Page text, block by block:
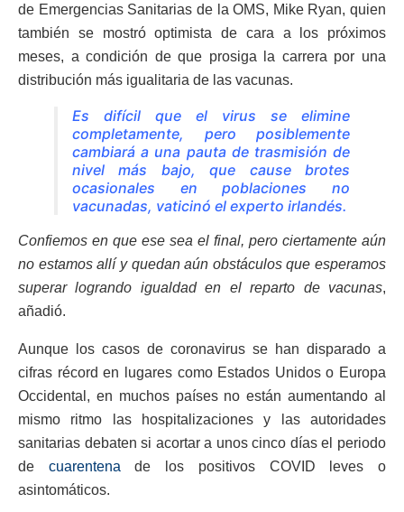
de Emergencias Sanitarias de la OMS, Mike Ryan, quien
también se mostró optimista de cara a los próximos
meses, a condición de que prosiga la carrera por una
distribución más igualitaria de las vacunas.
Es difícil que el virus se elimine
completamente, pero posiblemente
cambiará a una pauta de trasmisión de
nivel más bajo, que cause brotes
ocasionales en poblaciones no
vacunadas, vaticinó el experto irlandés.
Confiemos en que ese sea el final, pero ciertamente aún
no estamos allí y quedan aún obstáculos que esperamos
superar logrando igualdad en el reparto de vacunas,
añadió.
Aunque los casos de coronavirus se han disparado a
cifras récord en lugares como Estados Unidos o Europa
Occidental, en muchos países no están aumentando al
mismo ritmo las hospitalizaciones y las autoridades
sanitarias debaten si acortar a unos cinco días el periodo
de cuarentena de los positivos COVID leves o
asintomáticos.